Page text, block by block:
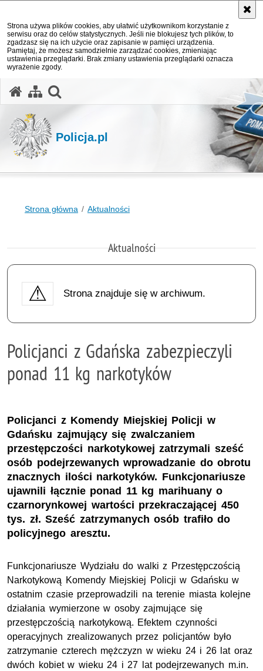
Strona używa plików cookies, aby ułatwić użytkownikom korzystanie z
serwisu oraz do celów statystycznych. Jeśli nie blokujesz tych plików, to
zgadzasz się na ich użycie oraz zapisanie w pamięci urządzenia.
Pamiętaj, że możesz samodzielnie zarządzać cookies, zmieniając
ustawienia przeglądarki. Brak zmiany ustawienia przeglądarki oznacza
wyrażenie zgody.
Policja.pl
Strona główna Aktualności
Aktualności
Strona znajduje się w archiwum.
Policjanci z Gdańska zabezpieczyli
ponad 11 kg narkotyków
Policjanci z Komendy Miejskiej Policji w
Gdańsku zajmujący się zwalczaniem
przestępczości narkotykowej zatrzymali sześć
osób podejrzewanych wprowadzanie do obrotu
znacznych ilości narkotyków. Funkcjonariusze
ujawnili łącznie ponad 11 kg marihuany o
czarnorynkowej wartości przekraczającej 450
tys. zł. Sześć zatrzymanych osób trafiło do
policyjnego aresztu.
Funkcjonariusze Wydziału do walki z Przestępczością
Narkotykową Komendy Miejskiej Policji w Gdańsku w
ostatnim czasie przeprowadzili na terenie miasta kolejne
działania wymierzone w osoby zajmujące się
przestępczością narkotykową. Efektem czynności
operacyjnych zrealizowanych przez policjantów było
zatrzymanie czterech mężczyzn w wieku 24 i 26 lat oraz
dwóch kobiet w wieku 24 i 27 lat podejrzewanych m.in.